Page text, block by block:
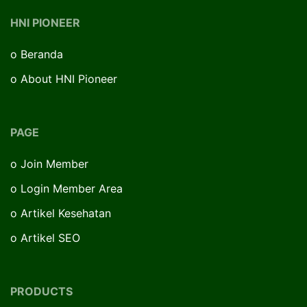
HNI PIONEER
o Beranda
o About HNI Pioneer
PAGE
o Join Member
o Login Member Area
o Artikel Kesehatan
o Artikel SEO
PRODUCTS